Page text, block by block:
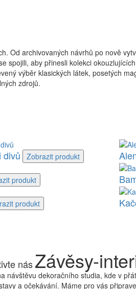
Od archivovaných návrhů po nově
spojili, aby přinesli kolekci
výběr klasických látek, posetých
zdrojů.
divů Zobrazit produkt
produkt
produkt
násZávěsy-
návštěvu dekoračního studia, kde v
a očekávání. Máme pro vás